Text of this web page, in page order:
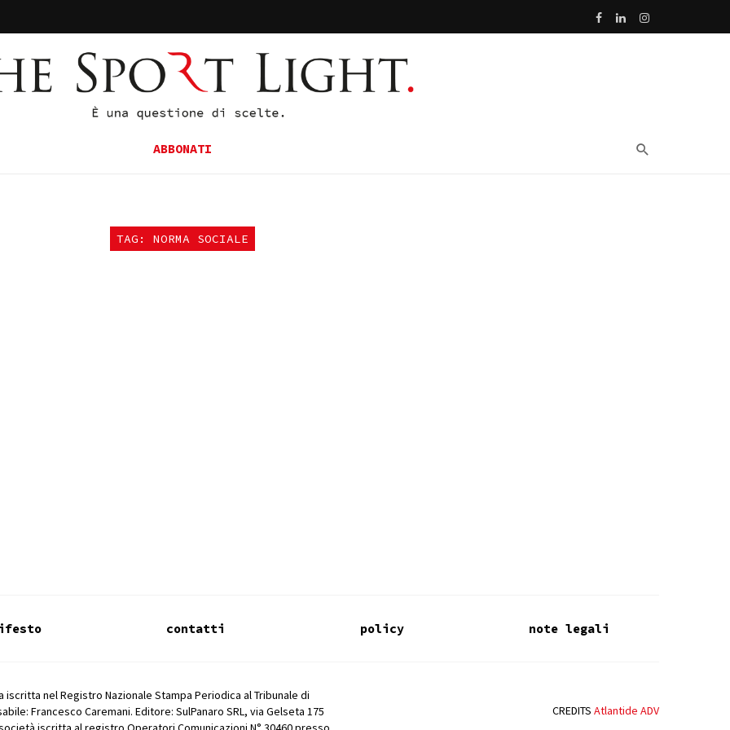
ABBONATI
TAG: NORMA SOCIALE
contatti policy note legali
nel Registro Nazionale Stampa Periodica al Tribunale di
Francesco Caremani. Editore: SulPanaro SRL, via Gelseta 175
CREDITS Atlantide ADV